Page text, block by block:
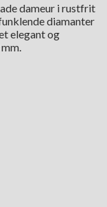
dameur i rustfrit
diamanter
elegant og